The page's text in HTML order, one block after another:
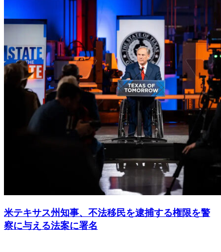
米テキサス州知事、不法移民を逮捕する権限を警
察に与える法案に署名